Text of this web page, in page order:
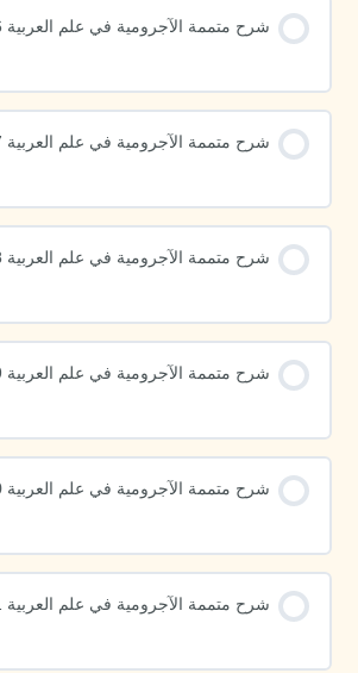
شرح متممة الآجرومية في علم العربية 46
شرح متممة الآجرومية في علم العربية 47
شرح متممة الآجرومية في علم العربية 48
شرح متممة الآجرومية في علم العربية 49
شرح متممة الآجرومية في علم العربية 50
شرح متممة الآجرومية في علم العربية 51